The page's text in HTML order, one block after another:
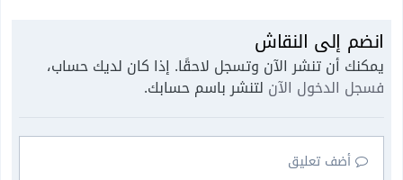
انضم إلى النقاش
يمكنك أن تنشر الآن وتسجل لاحقًا. إذا كان لديك حساب،
فسجل الدخول الآن لتنشر باسم حسابك.
أضف تعليق